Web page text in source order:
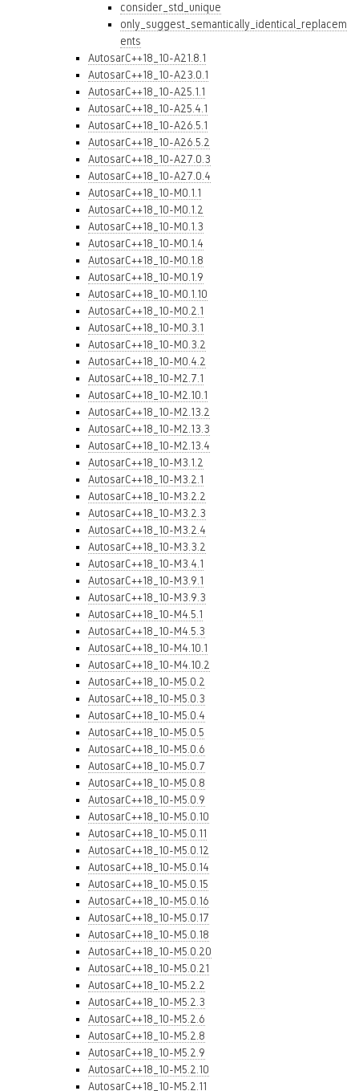
consider_std_unique
only_suggest_semantically_identical_replacem
ents
AutosarC++18_10-A21.8.1
AutosarC++18_10-A23.0.1
AutosarC++18_10-A25.1.1
AutosarC++18_10-A25.4.1
AutosarC++18_10-A26.5.1
AutosarC++18_10-A26.5.2
AutosarC++18_10-A27.0.3
AutosarC++18_10-A27.0.4
AutosarC++18_10-M0.1.1
AutosarC++18_10-M0.1.2
AutosarC++18_10-M0.1.3
AutosarC++18_10-M0.1.4
AutosarC++18_10-M0.1.8
AutosarC++18_10-M0.1.9
AutosarC++18_10-M0.1.10
AutosarC++18_10-M0.2.1
AutosarC++18_10-M0.3.1
AutosarC++18_10-M0.3.2
AutosarC++18_10-M0.4.2
AutosarC++18_10-M2.7.1
AutosarC++18_10-M2.10.1
AutosarC++18_10-M2.13.2
AutosarC++18_10-M2.13.3
AutosarC++18_10-M2.13.4
AutosarC++18_10-M3.1.2
AutosarC++18_10-M3.2.1
AutosarC++18_10-M3.2.2
AutosarC++18_10-M3.2.3
AutosarC++18_10-M3.2.4
AutosarC++18_10-M3.3.2
AutosarC++18_10-M3.4.1
AutosarC++18_10-M3.9.1
AutosarC++18_10-M3.9.3
AutosarC++18_10-M4.5.1
AutosarC++18_10-M4.5.3
AutosarC++18_10-M4.10.1
AutosarC++18_10-M4.10.2
AutosarC++18_10-M5.0.2
AutosarC++18_10-M5.0.3
AutosarC++18_10-M5.0.4
AutosarC++18_10-M5.0.5
AutosarC++18_10-M5.0.6
AutosarC++18_10-M5.0.7
AutosarC++18_10-M5.0.8
AutosarC++18_10-M5.0.9
AutosarC++18_10-M5.0.10
AutosarC++18_10-M5.0.11
AutosarC++18_10-M5.0.12
AutosarC++18_10-M5.0.14
AutosarC++18_10-M5.0.15
AutosarC++18_10-M5.0.16
AutosarC++18_10-M5.0.17
AutosarC++18_10-M5.0.18
AutosarC++18_10-M5.0.20
AutosarC++18_10-M5.0.21
AutosarC++18_10-M5.2.2
AutosarC++18_10-M5.2.3
AutosarC++18_10-M5.2.6
AutosarC++18_10-M5.2.8
AutosarC++18_10-M5.2.9
AutosarC++18_10-M5.2.10
AutosarC++18_10-M5.2.11